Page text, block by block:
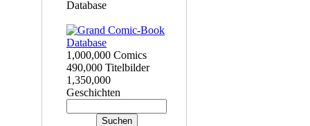
Database
1,000,000 Comics
490,000 Titelbilder
1,350,000
Geschichten